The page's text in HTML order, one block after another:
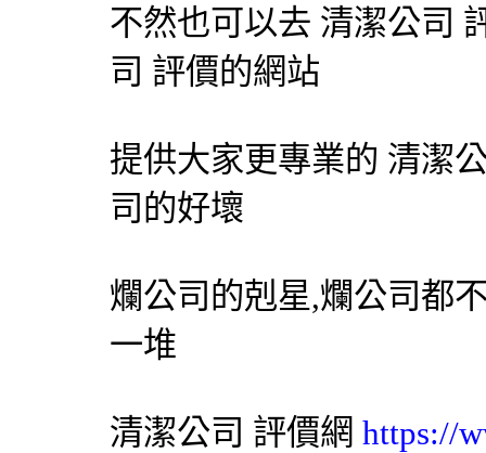
不然也可以去 清潔公司
司 評價的網站
提供大家更專業的 清潔
司的好壞
爛公司的剋星,爛公司都
一堆
清潔公司 評價網 https://